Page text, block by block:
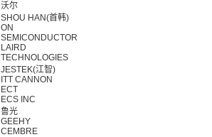
沃尔
SHOU HAN(首韩)
ON
SEMICONDUCTOR
LAIRD
TECHNOLOGIES
JESTEK(江智)
ITT CANNON
ECT
ECS INC
鲁光
GEEHY
CEMBRE